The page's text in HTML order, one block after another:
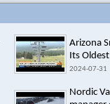
Arizona
Its
2024-07-31
Nordic